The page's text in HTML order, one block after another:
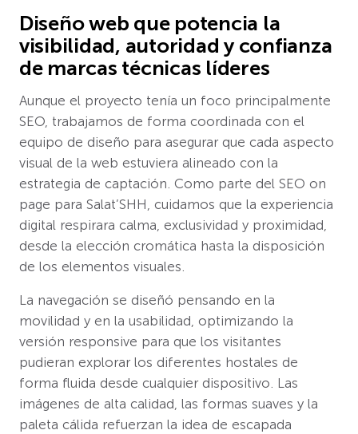
Diseño web que potencia la
visibilidad, autoridad y confianza
de marcas técnicas líderes
Aunque el proyecto tenía un foco principalmente
SEO, trabajamos de forma coordinada con el
equipo de diseño para asegurar que cada aspecto
visual de la web estuviera alineado con la
estrategia de captación. Como parte del SEO on
page para Salat’SHH, cuidamos que la experiencia
digital respirara calma, exclusividad y proximidad,
desde la elección cromática hasta la disposición
de los elementos visuales.
La navegación se diseñó pensando en la
movilidad y en la usabilidad, optimizando la
versión responsive para que los visitantes
pudieran explorar los diferentes hostales de
forma fluida desde cualquier dispositivo. Las
imágenes de alta calidad, las formas suaves y la
paleta cálida refuerzan la idea de escapada